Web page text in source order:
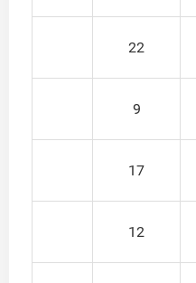
22
9
17
12